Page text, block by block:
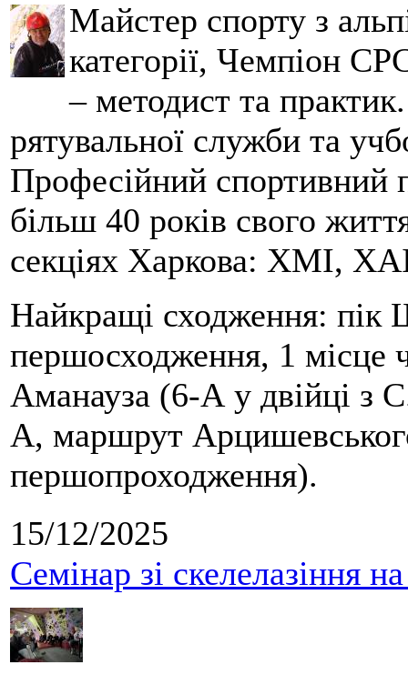
Майстер спорту з
категорії, Чемпіон
– методист та
рятувальної служби та
Професійний спортивний
більш 40 років свого
секціях Харкова: ХМІ,
Найкращі сходження: пік
першосходження, 1 місце
Аманауза (6-А у двійці з
А, маршрут
першопроходження).
15/12/2025
Семінар зі скелелазіння